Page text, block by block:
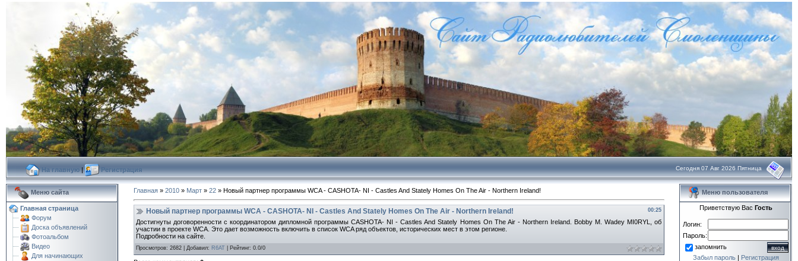
На главную| Регистрация Сегодня 07 Авг 2026 Пятница
Меню сайта
Главная страница
Форум
Доска объявлений
Фотоальбом
Видео
Для начинающих
Главная » 2010 » Март » 22 » Новый партнер программы WCA - CASHOTA- NI - Castles And Stately Homes On The Air - Northern Ireland!
00:25
Новый партнер программы WCA - CASHOTA- NI - Castles And Stately Homes On The Air - Northern Ireland!
Достигнуты договоренности с координатором дипломной программы CASHOTA- NI - Castles And Stately Homes On The Air - Northern Ireland. Bobby M. Wadey MI0RYL, об
участии в проекте WCA. Это дает возможность включить в список WCA ряд объектов, исторических мест в этом регионе.
Подробности на сайте.
Просмотров: 2682 Добавил: R6AT Рейтинг: 0.0/0
Меню пользователя
Приветствую Вас Гость
Логин:
Пароль:
запомнить
Забыл пароль| Регистрация